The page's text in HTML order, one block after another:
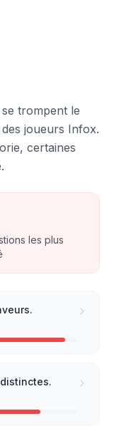
trompent le
joueurs Infox.
certaines
les plus